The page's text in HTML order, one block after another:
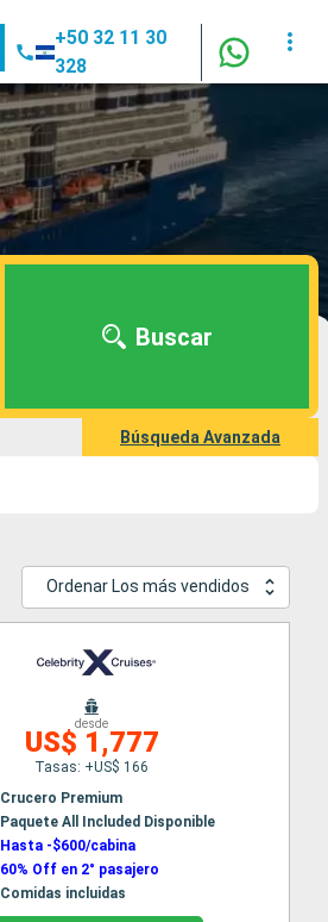
+50 32 11 30
328
Buscar
Búsqueda Avanzada
Ordenar Los más vendidos
desde
US$ 1,777
Tasas: +US$ 166
Crucero Premium
Paquete All Included Disponible
Hasta -$600/cabina
60% Off en 2° pasajero
Comidas incluidas